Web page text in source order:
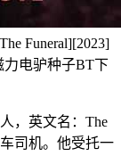
Funeral][2023]
力电驴种子BT下
，英文名：The
司机。他受托一